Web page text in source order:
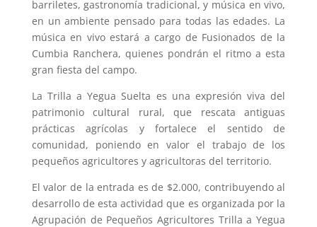
barriletes, gastronomía tradicional, y música en vivo,
en un ambiente pensado para todas las edades. La
música en vivo estará a cargo de Fusionados de la
Cumbia Ranchera, quienes pondrán el ritmo a esta
gran fiesta del campo.
La Trilla a Yegua Suelta es una expresión viva del
patrimonio cultural rural, que rescata antiguas
prácticas agrícolas y fortalece el sentido de
comunidad, poniendo en valor el trabajo de los
pequeños agricultores y agricultoras del territorio.
El valor de la entrada es de $2.000, contribuyendo al
desarrollo de esta actividad que es organizada por la
Agrupación de Pequeños Agricultores Trilla a Yegua